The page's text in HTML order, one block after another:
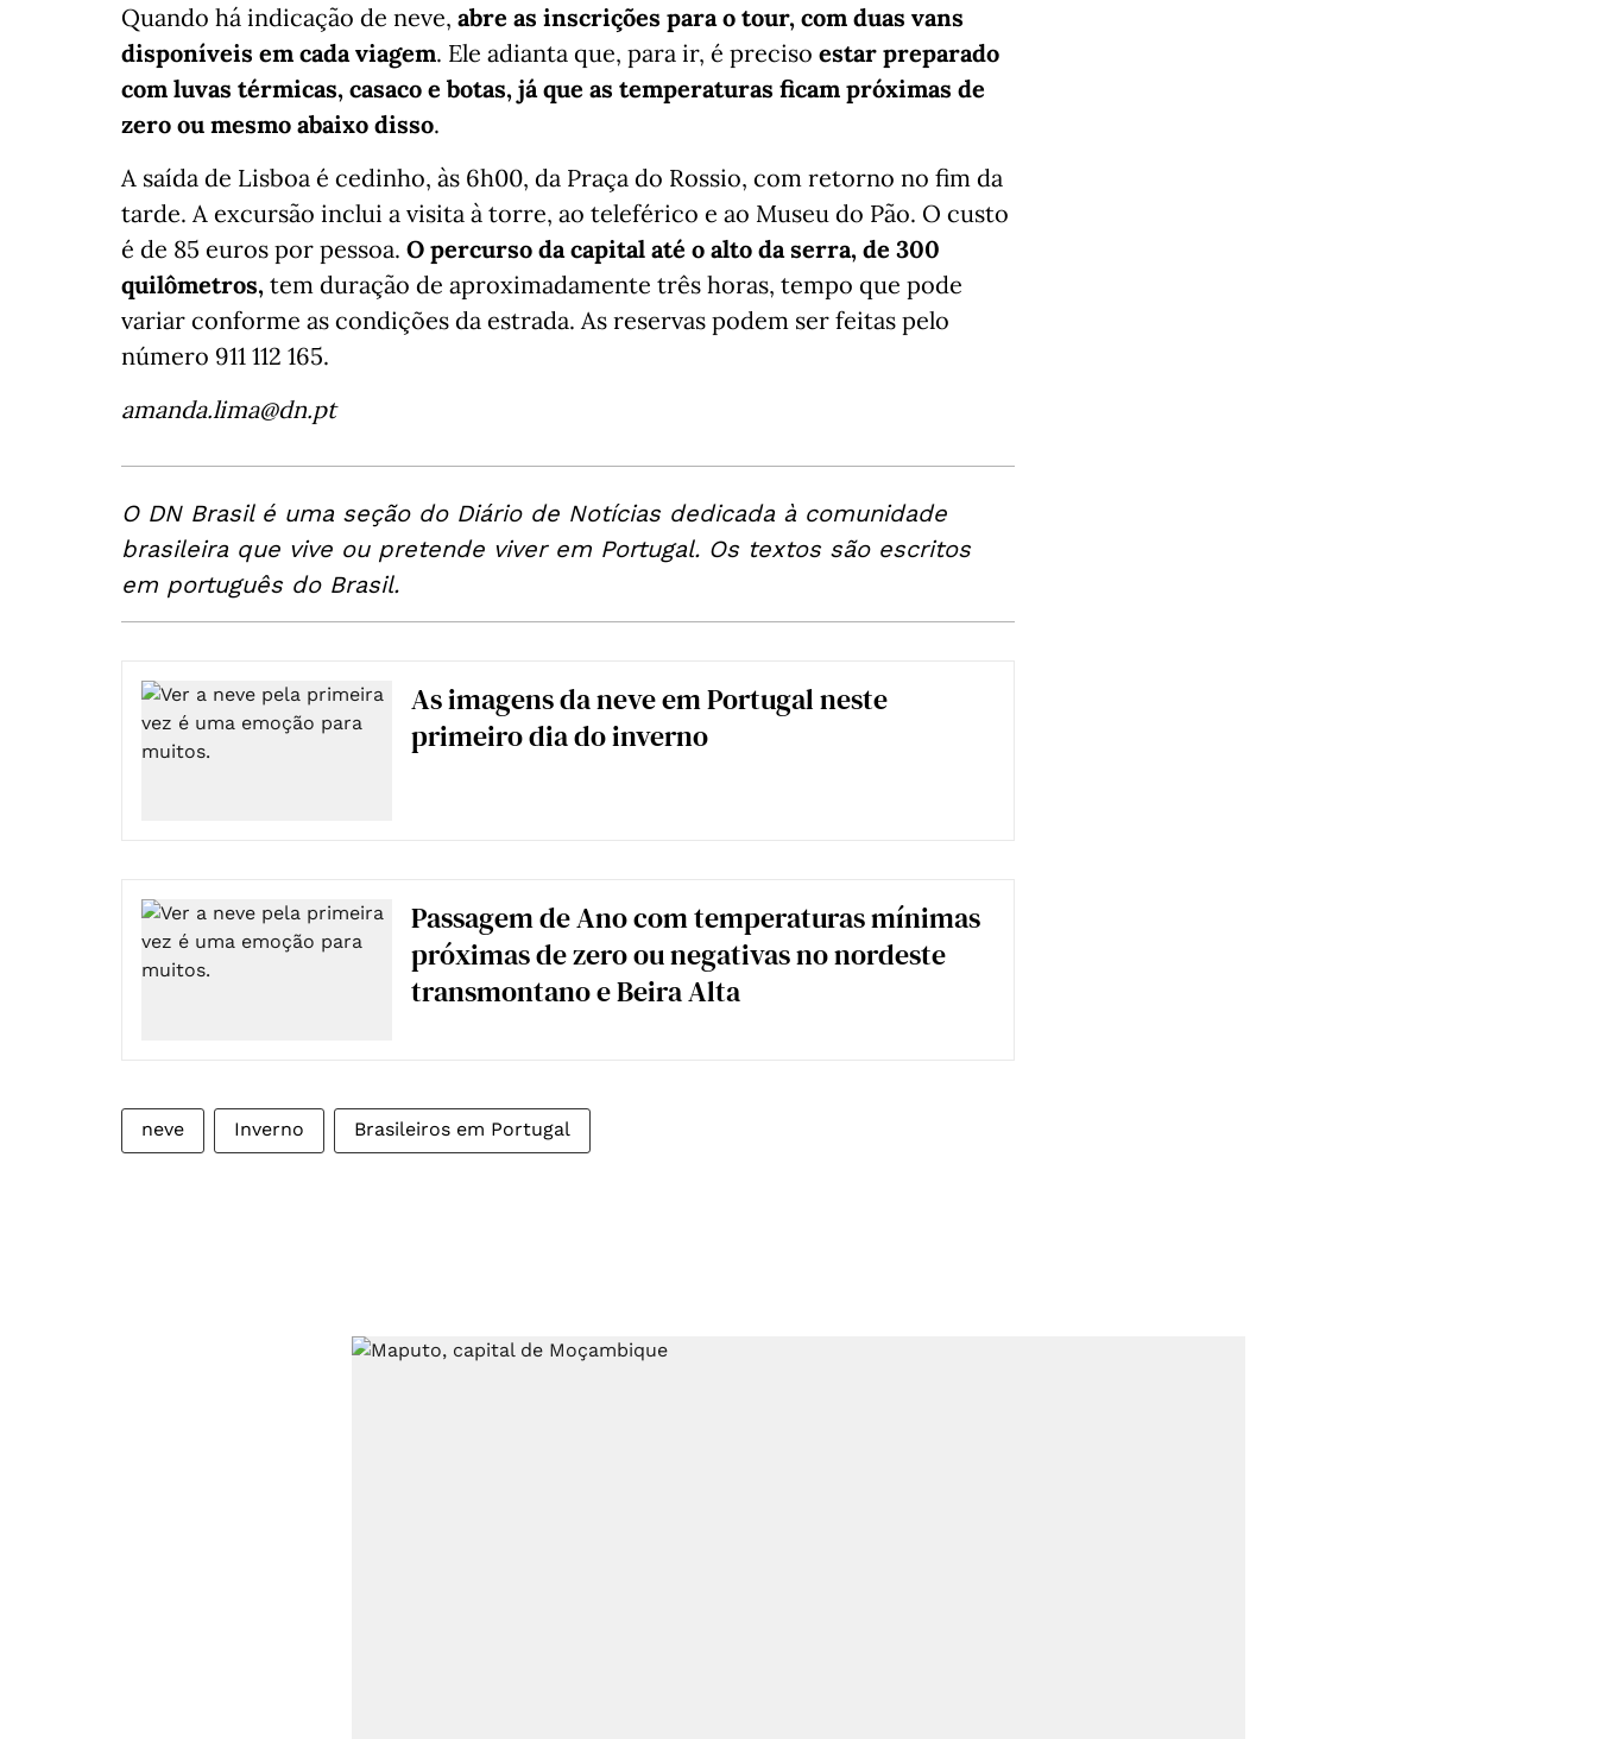
Quando há indicação de neve, abre as inscrições para o tour, com duas vans
disponíveis em cada viagem. Ele adianta que, para ir, é preciso estar preparado
com luvas térmicas, casaco e botas, já que as temperaturas ficam próximas de
zero ou mesmo abaixo disso.
A saída de Lisboa é cedinho, às 6h00, da Praça do Rossio, com retorno no fim da
tarde. A excursão inclui a visita à torre, ao teleférico e ao Museu do Pão. O custo
é de 85 euros por pessoa. O percurso da capital até o alto da serra, de 300
quilômetros, tem duração de aproximadamente três horas, tempo que pode
variar conforme as condições da estrada. As reservas podem ser feitas pelo
número 911 112 165.
amanda.lima@dn.pt
O DN Brasil é uma seção do Diário de Notícias dedicada à comunidade
brasileira que vive ou pretende viver em Portugal. Os textos são escritos
em português do Brasil.
As imagens da neve em Portugal neste
primeiro dia do inverno
Passagem de Ano com temperaturas mínimas
próximas de zero ou negativas no nordeste
transmontano e Beira Alta
neve Inverno Brasileiros em Portugal